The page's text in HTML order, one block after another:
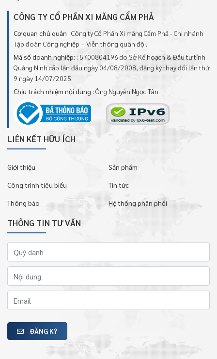
CÔNG TY CỔ PHẦN XI MĂNG CẨM PHẢ
Cơ quan chủ quản : Công ty Cổ Phần Xi măng Cẩm Phả - Chi nhánh
Tập đoàn Công nghiệp – Viễn thông quân đội.
Mã số doanh nghiệp: : 5700804196 do Sở Kế hoạch & Đầu tư tỉnh
Quảng Ninh cấp lần đầu ngày 04/08/2008, đăng ký thay đổi lần thứ
9 ngày 14/07/2025.
Chịu trách nhiệm nội dung : Ông Nguyễn Ngọc Tân
LIÊN KẾT HỮU ÍCH
Giới thiệu Sản phẩm
Công trình tiêu biểu Tin tức
Thông báo Hệ thống phân phối
THÔNG TIN TƯ VẤN
ĐĂNG KÝ